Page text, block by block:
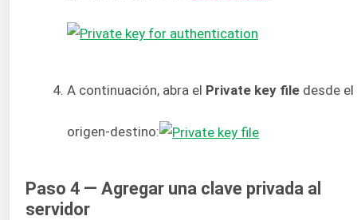
A continuación, abra el Private key file desde el
origen-destino:
Paso 4 — Agregar una clave privada al
servidor